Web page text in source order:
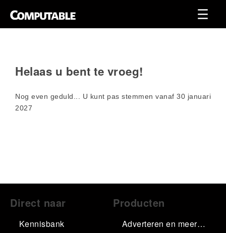
Helaas u bent te vroeg!
Nog even geduld... U kunt pas stemmen vanaf 30 januari
2027
Footer
Direct naar
Kennisbank
Producten
Adverteren en meer…